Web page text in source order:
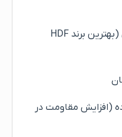
• مغزی HDF شرکت پویا پلاس (بهترین برند HDF
(افزایش مقاومت در